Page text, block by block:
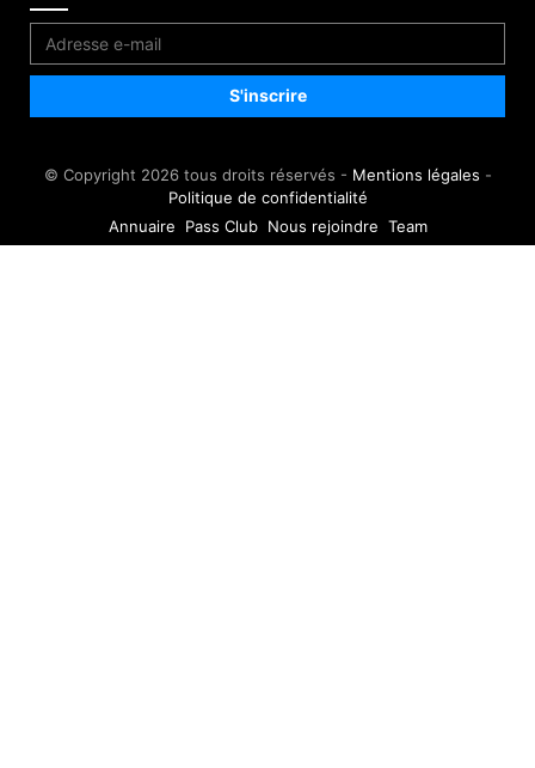
© Copyright 2026 tous droits réservés - Mentions légales -
Politique de confidentialité
Annuaire
Pass Club Nous rejoindre Team